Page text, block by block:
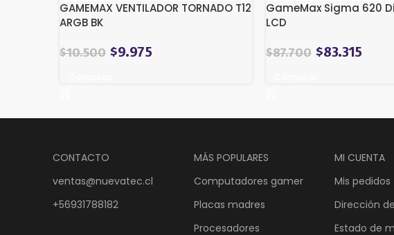
GAMEMAX VENTILADOR TORNADO T12
ARGB BK
$10.500 $9.975
GameMax Sigma 620
LCD
$87.700 $83.315
CONTACTO
ventas@nuevatec.cl
+56931788182
MÁS POPULARES
Computadores gamer
Placas madres
Procesadores
MI CUENTA
Mis pedidos
Dirección
Estado de